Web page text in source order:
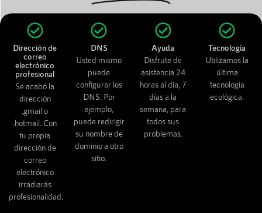
Dirección de
correo
electrónico
profesional
Se acabó la
dirección
.gmail o
.hotmail. Con
tu propia
dirección de
correo
electrónico
irradiarás
profesionalidad.
DNS
Usted mismo
puede
configurar los
DNS. Por
ejemplo,
puede redirigir
su nombre de
dominio a otro
sitio.
Ayuda
Disfrute de
asistencia 24
horas al día, 7
días a la
semana, para
todos sus
problemas.
Tecnología
Utilizamos la
última
tecnología
ecológica.